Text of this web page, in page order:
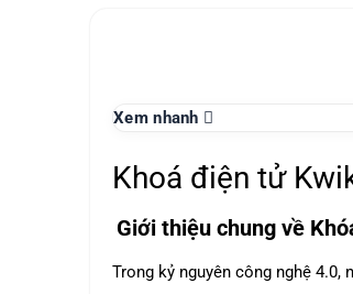
Xem nhanh
Khoá điện tử
Giới thiệu chung về
Trong kỷ nguyên công nghệ